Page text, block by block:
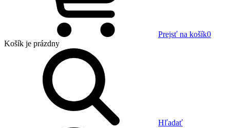
Prejsť na košík0
Košík je prázdny
Hľadať